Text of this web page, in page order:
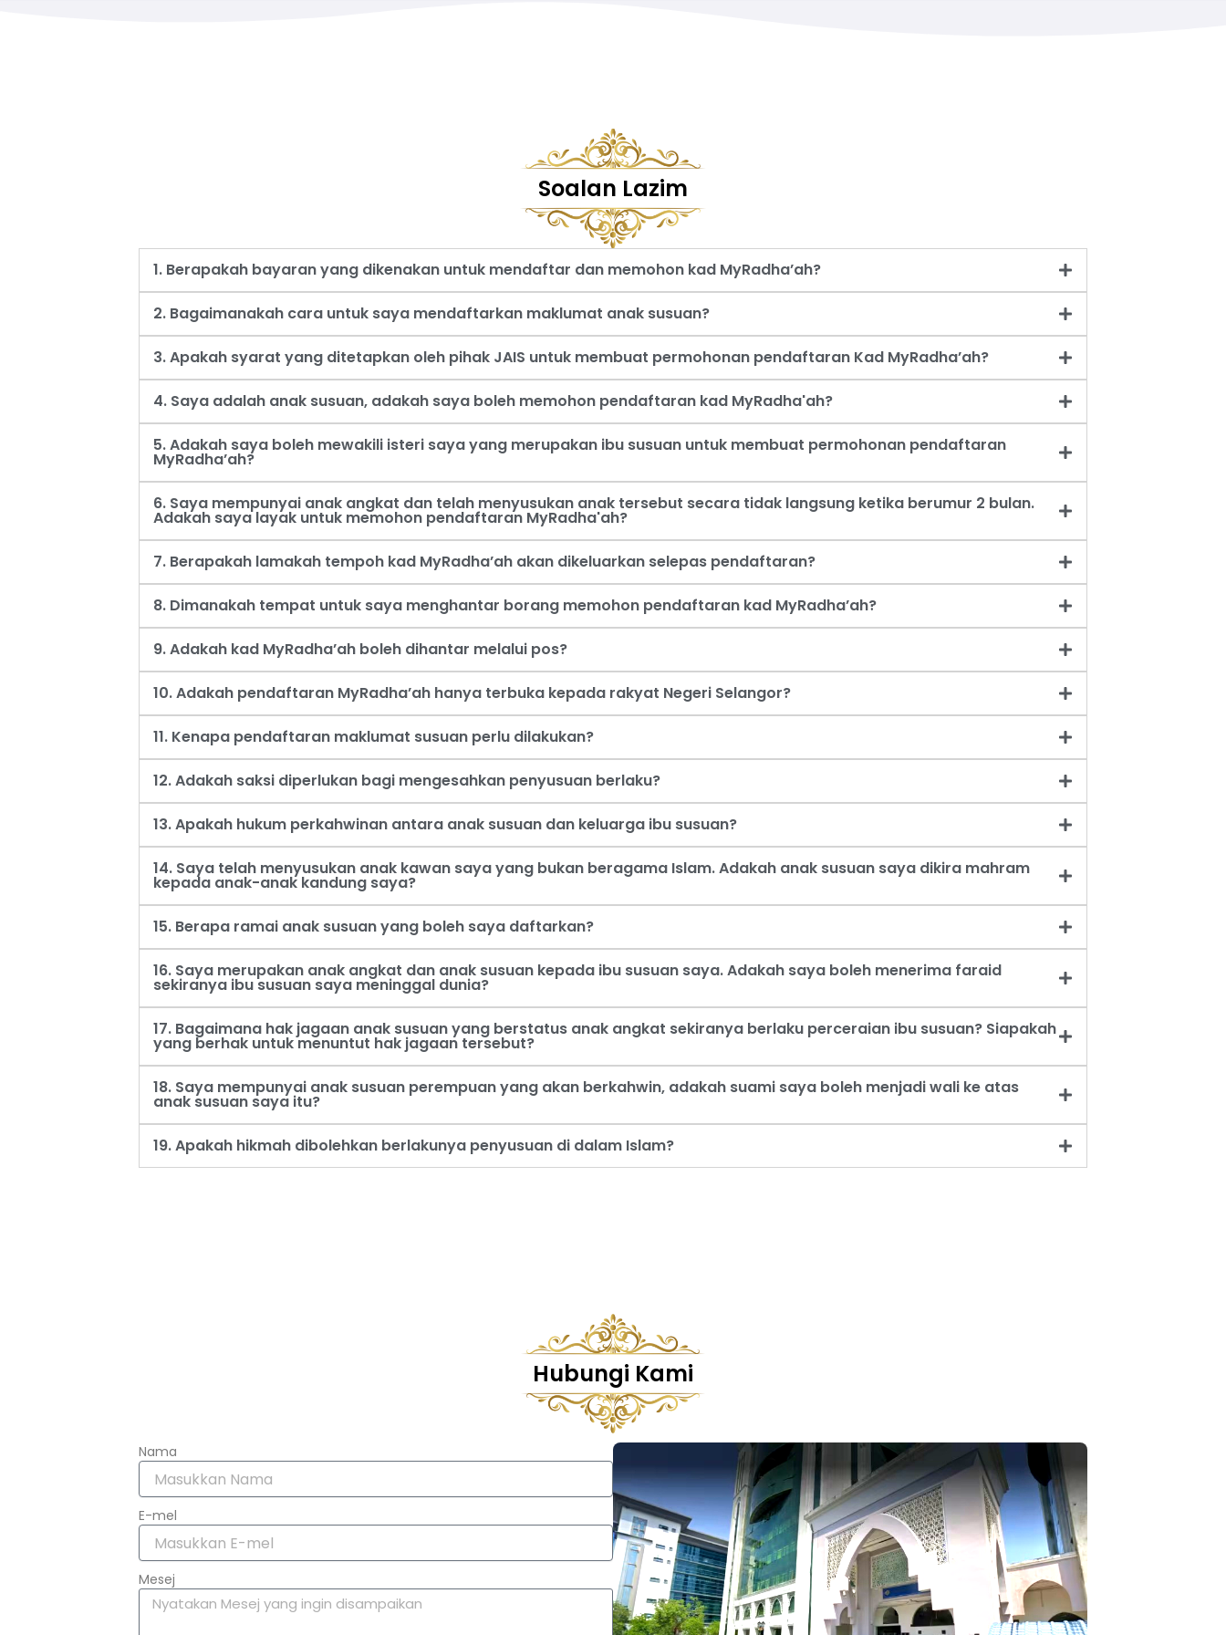
Soalan Lazim
1. Berapakah bayaran yang dikenakan untuk mendaftar dan memohon kad MyRadha’ah?
2. Bagaimanakah cara untuk saya mendaftarkan maklumat anak susuan?
3. Apakah syarat yang ditetapkan oleh pihak JAIS untuk membuat permohonan pendaftaran Kad MyRadha’ah?
4. Saya adalah anak susuan, adakah saya boleh memohon pendaftaran kad MyRadha'ah?
5. Adakah saya boleh mewakili isteri saya yang merupakan ibu susuan untuk membuat permohonan pendaftaran
MyRadha’ah?
6. Saya mempunyai anak angkat dan telah menyusukan anak tersebut secara tidak langsung ketika berumur 2 bulan.
Adakah saya layak untuk memohon pendaftaran MyRadha'ah?
7. Berapakah lamakah tempoh kad MyRadha’ah akan dikeluarkan selepas pendaftaran?
8. Dimanakah tempat untuk saya menghantar borang memohon pendaftaran kad MyRadha’ah?
9. Adakah kad MyRadha’ah boleh dihantar melalui pos?
10. Adakah pendaftaran MyRadha’ah hanya terbuka kepada rakyat Negeri Selangor?
11. Kenapa pendaftaran maklumat susuan perlu dilakukan?
12. Adakah saksi diperlukan bagi mengesahkan penyusuan berlaku?
13. Apakah hukum perkahwinan antara anak susuan dan keluarga ibu susuan?
14. Saya telah menyusukan anak kawan saya yang bukan beragama Islam. Adakah anak susuan saya dikira mahram
kepada anak-anak kandung saya?
15. Berapa ramai anak susuan yang boleh saya daftarkan?
16. Saya merupakan anak angkat dan anak susuan kepada ibu susuan saya. Adakah saya boleh menerima faraid
sekiranya ibu susuan saya meninggal dunia?
17. Bagaimana hak jagaan anak susuan yang berstatus anak angkat sekiranya berlaku perceraian ibu susuan? Siapakah
yang berhak untuk menuntut hak jagaan tersebut?
18. Saya mempunyai anak susuan perempuan yang akan berkahwin, adakah suami saya boleh menjadi wali ke atas
anak susuan saya itu?
19. Apakah hikmah dibolehkan berlakunya penyusuan di dalam Islam?
Hubungi Kami
Nama
E-mel
Mesej